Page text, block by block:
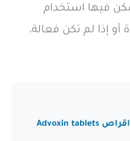
فيها استخدام
أو إذا لم تكن فعالة،